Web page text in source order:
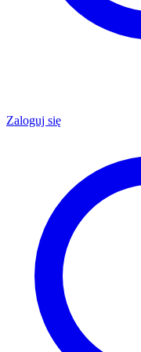
Zaloguj się